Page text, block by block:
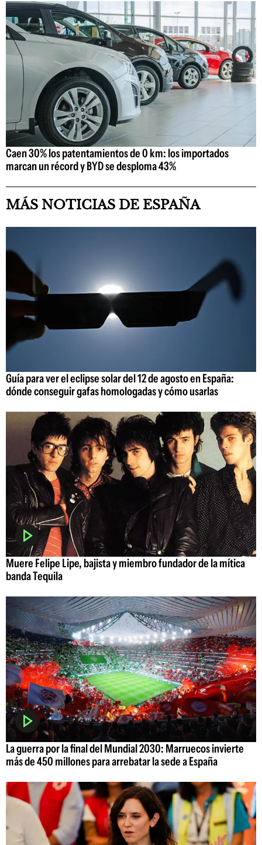
Caen 30% los patentamientos de 0 km: los importados
marcan un récord y BYD se desploma 43%
MÁS NOTICIAS DE ESPAÑA
Guía para ver el eclipse solar del 12 de agosto en España:
dónde conseguir gafas homologadas y cómo usarlas
Muere Felipe Lipe, bajista y miembro fundador de la mítica
banda Tequila
La guerra por la final del Mundial 2030: Marruecos invierte
más de 450 millones para arrebatar la sede a España